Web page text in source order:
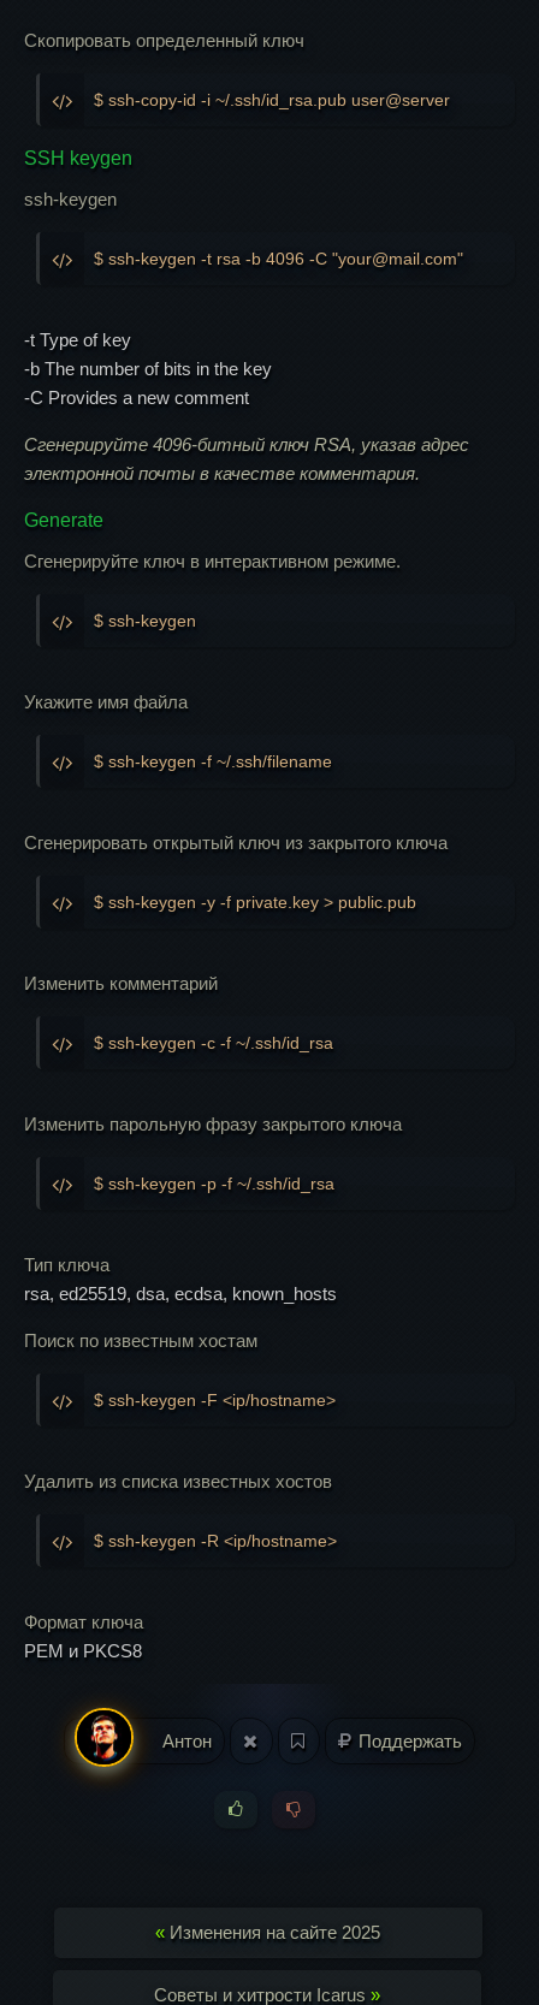
Скопировать определенный ключ
$ ssh-copy-id -i ~/.ssh/id_rsa.pub user@server
SSH keygen
ssh-keygen
$ ssh-keygen -t rsa -b 4096 -C "your@mail.com"
-t Type of key
-b The number of bits in the key
-C Provides a new comment
Сгенерируйте 4096-битный ключ RSA, указав адрес
электронной почты в качестве комментария.
Generate
Сгенерируйте ключ в интерактивном режиме.
$ ssh-keygen
Укажите имя файла
$ ssh-keygen -f ~/.ssh/filename
Сгенерировать открытый ключ из закрытого ключа
$ ssh-keygen -y -f private.key > public.pub
Изменить комментарий
$ ssh-keygen -c -f ~/.ssh/id_rsa
Изменить парольную фразу закрытого ключа
$ ssh-keygen -p -f ~/.ssh/id_rsa
Тип ключа
rsa, ed25519, dsa, ecdsa, known_hosts
Поиск по известным хостам
$ ssh-keygen -F <ip/hostname>
Удалить из списка известных хостов
$ ssh-keygen -R <ip/hostname>
Формат ключа
PEM и PKCS8
Антон Поддержать
« Изменения на сайте 2025
Советы и хитрости Icarus »